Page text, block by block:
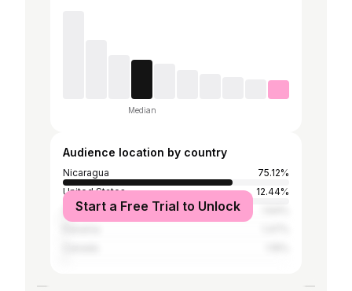
Median
Audience location by country
Nicaragua
75.12%
United States
12.44%
Costa Rica
Start a Free Trial to Unlock